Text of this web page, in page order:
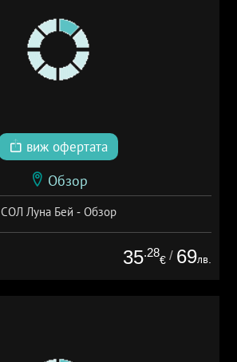
виж офертата
Обзор
СОЛ Луна Бей - Обзор
35.28
€ / 69лв.